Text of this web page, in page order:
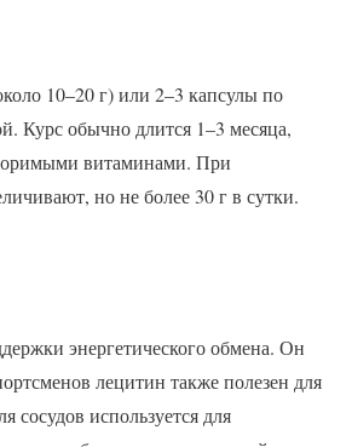
10–20 г) или 2–3 капсулы по
Курс обычно длится 1–3 месяца,
витаминами. При
но не более 30 г в сутки.
энергетического обмена. Он
лецитин также полезен для
сосудов используется для